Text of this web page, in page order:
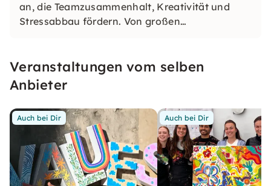
an, die Teamzusammenhalt, Kreativität und
Stressabbau fördern. Von großen
Portraits — keine Erfahrung erforderlich, nur
Offenheit und Neugier. In ganz Deutschland, an
deinem Standort.
Veranstaltungen vom selben
Anbieter
Auch bei Dir Auch bei Dir